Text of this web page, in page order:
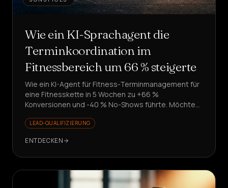
Wie ein KI-Sprachagent die
Terminkoordination im
Fitnessbereich um 66 % steigerte
Wie ein KI-Agent für Fitness-Terminmanagement für
eine Fitnesskette in 5 Wochen zu +66 %
Konversionen und -40 % No-Shows führte. Möchten
LEAD-QUALIFIZIERUNG
ENTDECKEN